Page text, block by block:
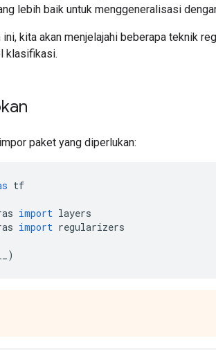
lebih baik untuk menggeneralisasi
ini, kita akan menjelajahi beberapa teknik
klasifikasi.
paket yang diperlukan:
tf
import layers
import regularizers
)